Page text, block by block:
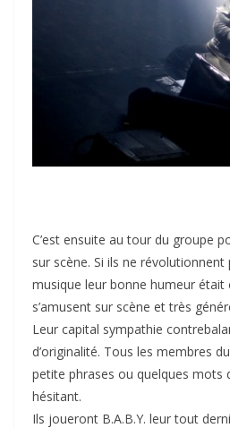
C’est ensuite au tour du groupe
sur scène. Si ils ne
musique leur bonne humeur était
s’amusent sur scène et très
Leur capital sympathie
d’originalité. Tous les membres
petite phrases ou quelques mots
hésitant.
Ils joueront B.A.B.Y. leur tout